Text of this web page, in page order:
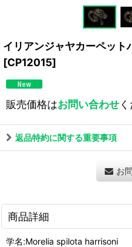
イリアンジャヤカーペッ
[CP12015]
販売価格はお問い合わせ
返品特約に関する重要事項
お
商品詳細
学名:Morelia spilota harrisoni